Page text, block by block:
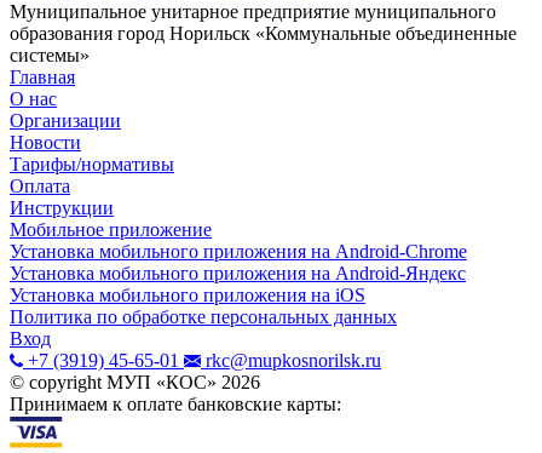
Муниципальное унитарное предприятие муниципального
образования город Норильск «Коммунальные объединенные
системы»
Главная
О нас
Организации
Новости
Тарифы/нормативы
Оплата
Инструкции
Мобильное приложение
Установка мобильного приложения на Android-Chrome
Установка мобильного приложения на Android-Яндекс
Установка мобильного приложения на iOS
Политика по обработке персональных данных
Вход
+7 (3919) 45-65-01
rkc@mupkosnorilsk.ru
© copyright МУП «КОС» 2026
Принимаем к оплате банковские карты: